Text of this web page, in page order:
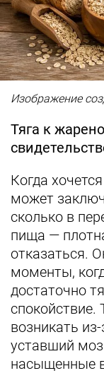
Изображение
Тяга к
Когда
может
сколько в
пища —
отказаться.
моменты,
достаточно
возникать
уставший
насыщенные